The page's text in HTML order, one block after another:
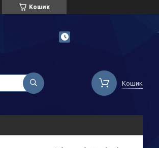
Кошик
Кошик